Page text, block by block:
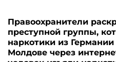
Правоохранители
преступной группы,
наркотики из
Молдове через